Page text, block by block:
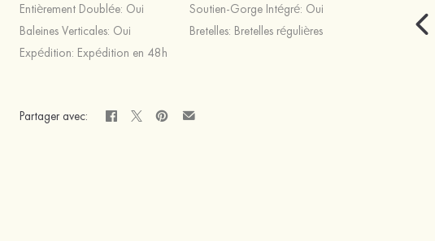
Entièrement Doublée: Oui Soutien-Gorge Intégré: Oui
Baleines Verticales: Oui Bretelles: Bretelles régulières
Expédition: Expédition en 48h
Partager avec: